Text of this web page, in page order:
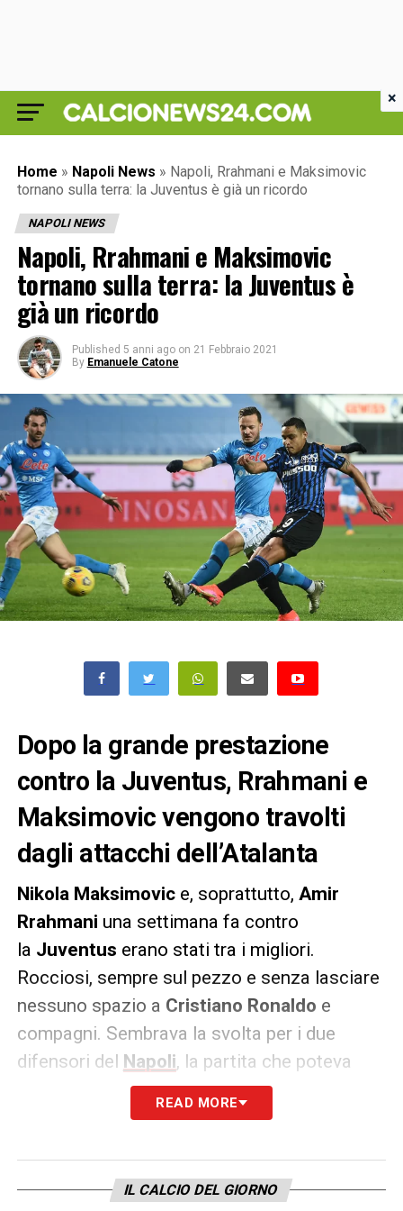
Home » Napoli News » Napoli, Rrahmani e Maksimovic
tornano sulla terra: la Juventus è già un ricordo
NAPOLI NEWS
Napoli, Rrahmani e Maksimovic
tornano sulla terra: la Juventus è
già un ricordo
Published 5 anni ago on 21 Febbraio 2021
By Emanuele Catone
Dopo la grande prestazione
contro la Juventus, Rrahmani e
Maksimovic vengono travolti
dagli attacchi dell’Atalanta
Nikola Maksimovic e, soprattutto, Amir
Rrahmani una settimana fa contro
la Juventus erano stati tra i migliori.
Rocciosi, sempre sul pezzo e senza lasciare
nessuno spazio a Cristiano Ronaldo e
compagni. Sembrava la svolta per i due
difensori del
Napoli, la partita che poteva
cambiare il loro destino in azzurro da
semplici riserve e elementi che potessero
in Europa League e poi
ha riportato tutto a due settimane
READ MORE
IL CALCIO DEL GIORNO
×